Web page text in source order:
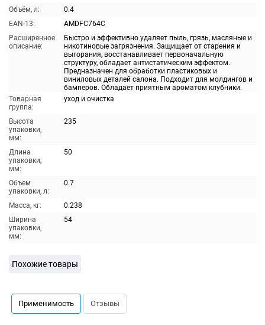
Объём, л:
0.4
EAN-13:
AMDFC764C
Расширенное
описание:
Быстро и эффективно удаляет пыль, грязь, масляные и
никотиновые загрязнения. Защищает от старения и
выгорания, восстанавливает первоначальную
структуру, обладает антистатическим эффектом.
Предназначен для обработки пластиковых и
виниловых деталей салона. Подходит для молдингов и
бамперов. Обладает приятным ароматом клубники.
Товарная
группа:
уход и очистка
Высота
упаковки,
мм:
235
Длина
упаковки,
мм:
50
Объем
упаковки, л:
0.7
Масса, кг:
0.238
Ширина
упаковки,
мм:
54
Похожие товары
Применимость Отзывы